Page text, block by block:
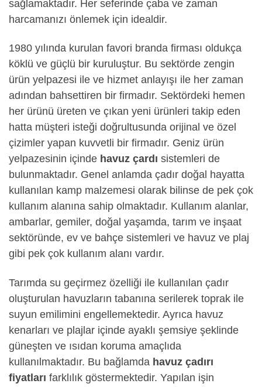
sağlamaktadır. Her seferinde çaba ve zaman
harcamanızı önlemek için idealdir.
1980 yılında kurulan favori branda firması oldukça
köklü ve güçlü bir kuruluştur. Bu sektörde zengin
ürün yelpazesi ile ve hizmet anlayışı ile her zaman
adından bahsettiren bir firmadır. Sektördeki hemen
her ürünü üreten ve çıkan yeni ürünleri takip eden
hatta müşteri isteği doğrultusunda orijinal ve özel
çizimler yapan kuvvetli bir firmadır. Geniz ürün
yelpazesinin içinde havuz çardı sistemleri de
bulunmaktadır. Genel anlamda çadır doğal hayatta
kullanılan kamp malzemesi olarak bilinse de pek çok
kullanım alanına sahip olmaktadır. Kullanım alanlar,
ambarlar, gemiler, doğal yaşamda, tarım ve inşaat
sektöründe, ev ve bahçe sistemleri ve havuz ve plaj
gibi pek çok kullanım alanı vardır.
Tarımda su geçirmez özelliği ile kullanılan çadır
oluşturulan havuzların tabanına serilerek toprak ile
suyun emilimini engellemektedir. Ayrıca havuz
kenarları ve plajlar içinde ayaklı şemsiye şeklinde
güneşten ve ısıdan koruma amaçlıda
kullanılmaktadır. Bu bağlamda havuz çadırı
fiyatları farklılık göstermektedir. Yapılan işin